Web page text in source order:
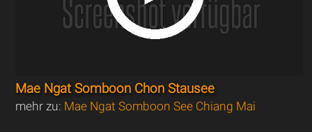
Mae Ngat Somboon Chon Stausee
mehr zu: Mae Ngat Somboon See Chiang Mai